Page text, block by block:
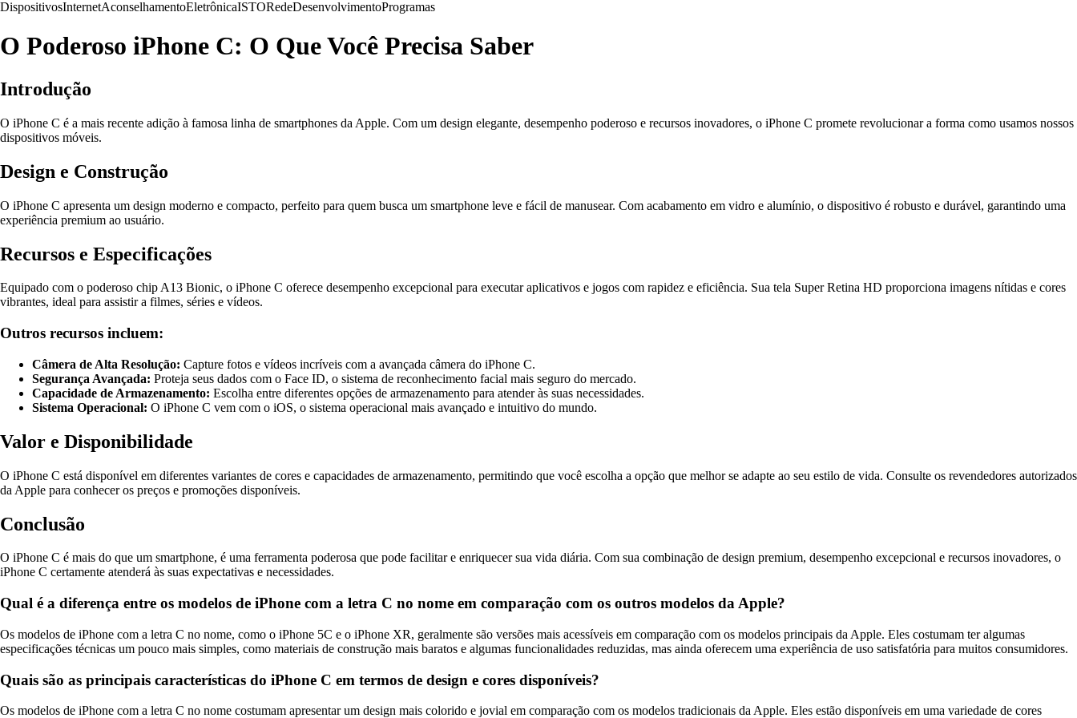
DispositivosInternetAconselhamentoEletrônicaISTORedeDesenvolvimentoProgramas
O Poderoso iPhone C: O Que Você Precisa Saber
Introdução
O iPhone C é a mais recente adição à famosa linha de smartphones da Apple. Com um design elegante, desempenho poderoso e recursos inovadores, o iPhone C promete revolucionar a forma como usamos nossos
dispositivos móveis.
Design e Construção
O iPhone C apresenta um design moderno e compacto, perfeito para quem busca um smartphone leve e fácil de manusear. Com acabamento em vidro e alumínio, o dispositivo é robusto e durável, garantindo uma
experiência premium ao usuário.
Recursos e Especificações
Equipado com o poderoso chip A13 Bionic, o iPhone C oferece desempenho excepcional para executar aplicativos e jogos com rapidez e eficiência. Sua tela Super Retina HD proporciona imagens nítidas e cores
vibrantes, ideal para assistir a filmes, séries e vídeos.
Outros recursos incluem:
Câmera de Alta Resolução: Capture fotos e vídeos incríveis com a avançada câmera do iPhone C.
Segurança Avançada: Proteja seus dados com o Face ID, o sistema de reconhecimento facial mais seguro do mercado.
Capacidade de Armazenamento: Escolha entre diferentes opções de armazenamento para atender às suas necessidades.
Sistema Operacional: O iPhone C vem com o iOS, o sistema operacional mais avançado e intuitivo do mundo.
Valor e Disponibilidade
O iPhone C está disponível em diferentes variantes de cores e capacidades de armazenamento, permitindo que você escolha a opção que melhor se adapte ao seu estilo de vida. Consulte os revendedores autorizados
da Apple para conhecer os preços e promoções disponíveis.
Conclusão
O iPhone C é mais do que um smartphone, é uma ferramenta poderosa que pode facilitar e enriquecer sua vida diária. Com sua combinação de design premium, desempenho excepcional e recursos inovadores, o
iPhone C certamente atenderá às suas expectativas e necessidades.
Qual é a diferença entre os modelos de iPhone com a letra C no nome em comparação com os outros modelos da Apple?
Os modelos de iPhone com a letra C no nome, como o iPhone 5C e o iPhone XR, geralmente são versões mais acessíveis em comparação com os modelos principais da Apple. Eles costumam ter algumas
especificações técnicas um pouco mais simples, como materiais de construção mais baratos e algumas funcionalidades reduzidas, mas ainda oferecem uma experiência de uso satisfatória para muitos consumidores.
Quais são as principais características do iPhone C em termos de design e cores disponíveis?
Os modelos de iPhone com a letra C no nome costumam apresentar um design mais colorido e jovial em comparação com os modelos tradicionais da Apple. Eles estão disponíveis em uma variedade de cores